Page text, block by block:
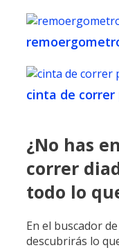
cinta de
¿No has
correr
todo lo
En el buscador de
descubrirás lo